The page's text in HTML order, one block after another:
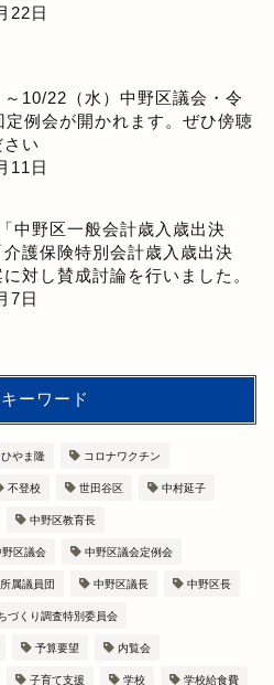
22日
10/22（水）中野区議会・令
定例会が開かれます。ぜひ傍聴
い
11日
中野区一般会計歳入歳出決
護保険特別会計歳入歳出決
対し賛成討論を行いました。
7日
ーワード
ひやま隆 コロナワクチン
不登校 世田谷区 中村延子
中野区教育長
野区議会 中野区議会定例会
属議員団 中野区議長 中野区長
づくり調査特別委員会
予算要望 内覧会
子育て支援 学校 学校給食費